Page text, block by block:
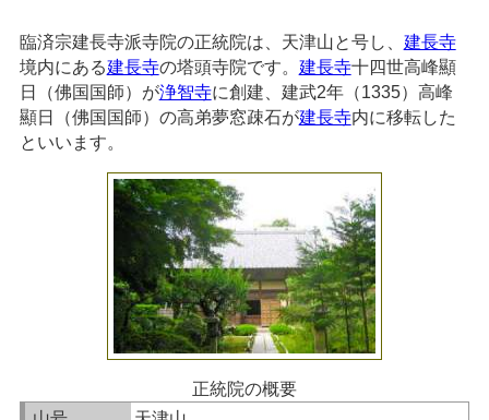
臨済宗建長寺派寺院の正統院は、天津山と号し、 建長寺
境内にある建長寺の塔頭寺院です。 建長寺十四世高峰顯
日（佛国国師）が浄智寺に創建、建武2年（1335）高峰
顯日（佛国国師）の高弟夢窓疎石が建長寺内に移転した
といいます。
正統院の概要